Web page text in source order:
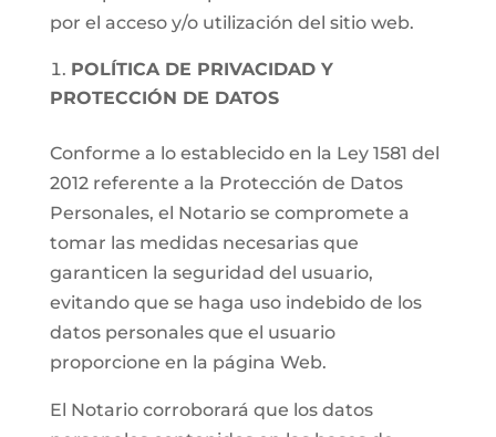
por el acceso y/o utilización del sitio web.
POLÍTICA DE PRIVACIDAD Y
PROTECCIÓN DE DATOS
Conforme a lo establecido en la Ley 1581 del
2012 referente a la Protección de Datos
Personales, el Notario se compromete a
tomar las medidas necesarias que
garanticen la seguridad del usuario,
evitando que se haga uso indebido de los
datos personales que el usuario
proporcione en la página Web.
El Notario corroborará que los datos